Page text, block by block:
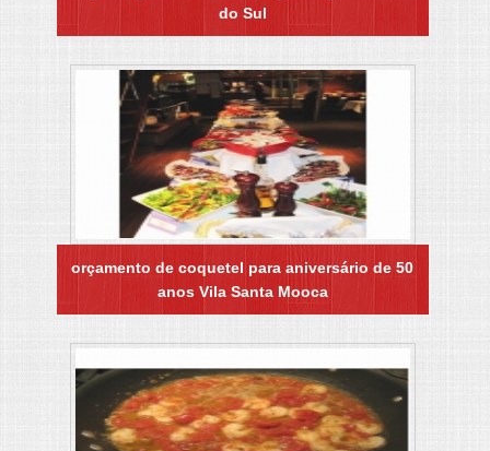
do Sul
orçamento de coquetel para aniversário de 50
anos Vila Santa Mooca